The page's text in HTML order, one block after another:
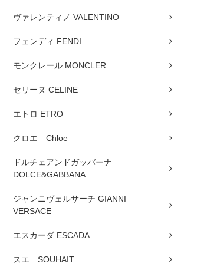
ヴァレンティノ VALENTINO
フェンディ FENDI
モンクレール MONCLER
セリーヌ CELINE
エトロ ETRO
クロエ Chloe
ドルチェアンドガッバーナ
DOLCE&GABBANA
ジャンニヴェルサーチ GIANNI
VERSACE
エスカーダ ESCADA
スエ SOUHAIT